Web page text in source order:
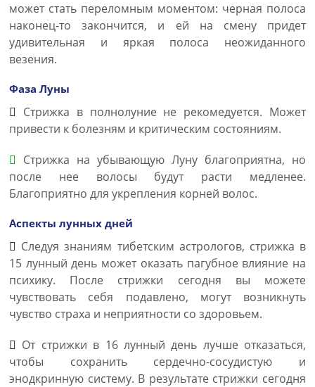
может стать переломным моментом: черная полоса
наконец-то закончится, и ей на смену придет
удивительная и яркая полоса неожиданного
везения.
Фаза Луны
Стрижка в полнолуние не рекомедуется. Может
привести к болезням и критическим состояниям.
Стрижка на убывающую Луну благоприятна, но
после нее волосы будут расти медленее.
Благоприятно для укрепления корней волос.
Аспекты лунных дней
Следуя знаниям тибетским астрологов, стрижка в
15 лунный день может оказать пагубное влияние на
психику. После стрижки сегодня вы можете
чувствовать себя подавлено, могут возникнуть
чувство страха и неприятности со здоровьем.
От стрижки в 16 лунный день лучше отказаться,
чтобы сохранить сердечно-сосудистую и
энодкринную систему. В результате стрижки сегодня